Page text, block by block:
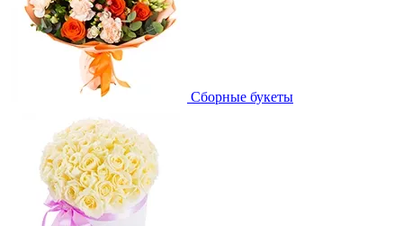
Сборные букеты